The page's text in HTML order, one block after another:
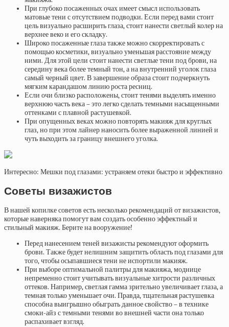
При глубоко посаженных очах имеет смысл использовать
матовые тени с отсутствием подводки. Если перед вами стоит
цель визуально расширить глаза, стоит нанести светлый колер на
верхнее веко и его складку.
Широко посаженные глаза также можно скорректировать с
помощью косметики, визуально уменьшая расстояние между
ними. Для этой цели стоит нанести светлые тени под брови, на
середину века более темный тон, а на внутренний уголок глаза
самый черный цвет. В завершение образа стоит подчеркнуть
мягким карандашом линию роста ресниц.
Если очи близко расположены, стоит тенями выделять именно
верхнюю часть века – это легко сделать темными насыщенными
оттенками с плавной растушевкой.
При опущенных веках можно повторять макияж для круглых
глаз, но при этом лайнер наносить более выраженной линией и
чуть выходить за границу внешнего уголка.
Интересно: Мешки под глазами: устраняем отеки быстро и эффективно
Советы визажистов
В нашей копилке советов есть несколько рекомендаций от визажистов,
которые наверняка помогут вам создать особенно эффектный и
стильный макияж. Берите на вооружение!
Перед нанесением теней визажисты рекомендуют оформить
брови. Также будет нелишним защитить область под глазами для
того, чтобы осыпавшиеся тени не испортили макияж.
При выборе оптимальной палитры для макияжа, моднице
непременно стоит учитывать визуальные хитрости различных
оттеков. Например, светлая гамма зрительно увеличивает глаза, а
темная только уменьшает очи. Правда, тщательная растушевка
способна выигрышно обыграть данное свойство – в технике
смоки-айз с темными тенями во внешней части она только
распахивает взгляд.